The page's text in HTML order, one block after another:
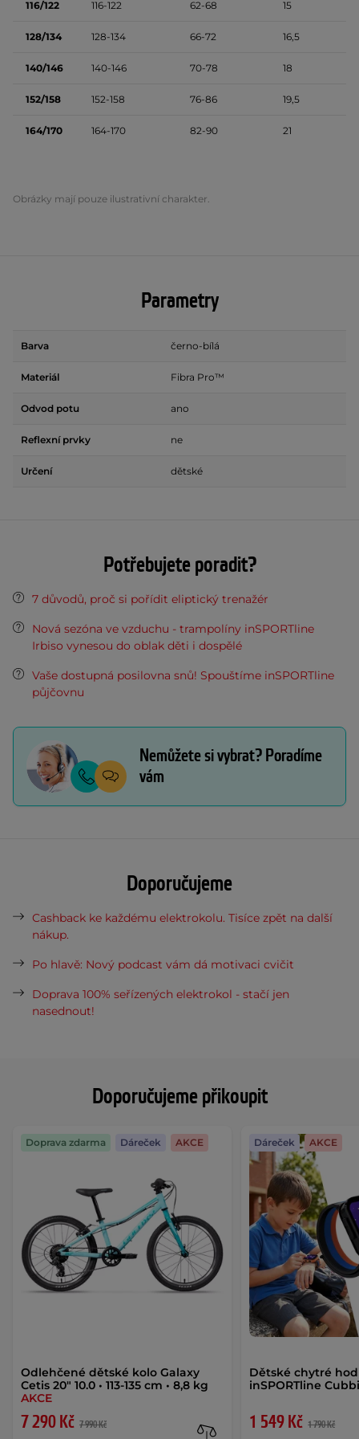
Doporučujeme přikoupit
Odlehčené dětské kolo Galaxy
Cetis 20" 10.0 • 113-135 cm • 8,8 kg
AKCE
7 290 Kč 7 990 Kč
Doprava zdarma Dáreček AKCE
Dětské chytré
inSPORTline
1 549 Kč 1 790 Kč
Dáreček AKCE
116/122 116-122 62-68 15
128/134 128-134 66-72 16,5
140/146 140-146 70-78 18
152/158 152-158 76-86 19,5
164/170 164-170 82-90 21
Obrázky mají pouze ilustrativní charakter.
Parametry
Barva černo-bílá
Materiál Fibra Pro™
Odvod potu ano
Reflexní prvky ne
Určení dětské
Potřebujete poradit?
7 důvodů, proč si pořídit eliptický trenažér
Nová sezóna ve vzduchu - trampolíny inSPORTline
Irbiso vynesou do oblak děti i dospělé
Vaše dostupná posilovna snů! Spouštíme inSPORTline
půjčovnu
Nemůžete si vybrat? Poradíme
vám
Doporučujeme
Cashback ke každému elektrokolu. Tisíce zpět na další
nákup.
Po hlavě: Nový podcast vám dá motivaci cvičit
Doprava 100% seřízených elektrokol - stačí jen
nasednout!